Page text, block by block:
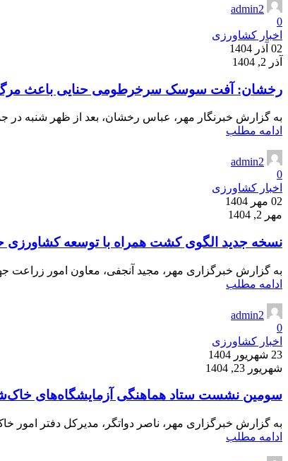
admin2
0
اخبار کشاورزی
02 آذر 1404
آذر 2, 1404
رخشان: آفت سوسک سرخرطومی حنایی باعث
به گزارش خبرنگار مهر، عباس رخشان، بعد از ظهر شنبه در
ادامه مطلب
admin2
0
اخبار کشاورزی
02 مهر 1404
مهر 2, 1404
نسخه جدید الگوی کشت همراه با توسعه کشاورزی
به گزارش خبرگزاری مهر، مجید آنجفی، معاون امور زراعت
ادامه مطلب
admin2
0
اخبار کشاورزی
23 شهریور 1404
شهریور 23, 1404
سومین نشست ستاد هماهنگی آزمایشگاه‌های
به گزارش خبرگزاری مهر، ناصر دواتگر، مدیرکل دفتر امور
ادامه مطلب